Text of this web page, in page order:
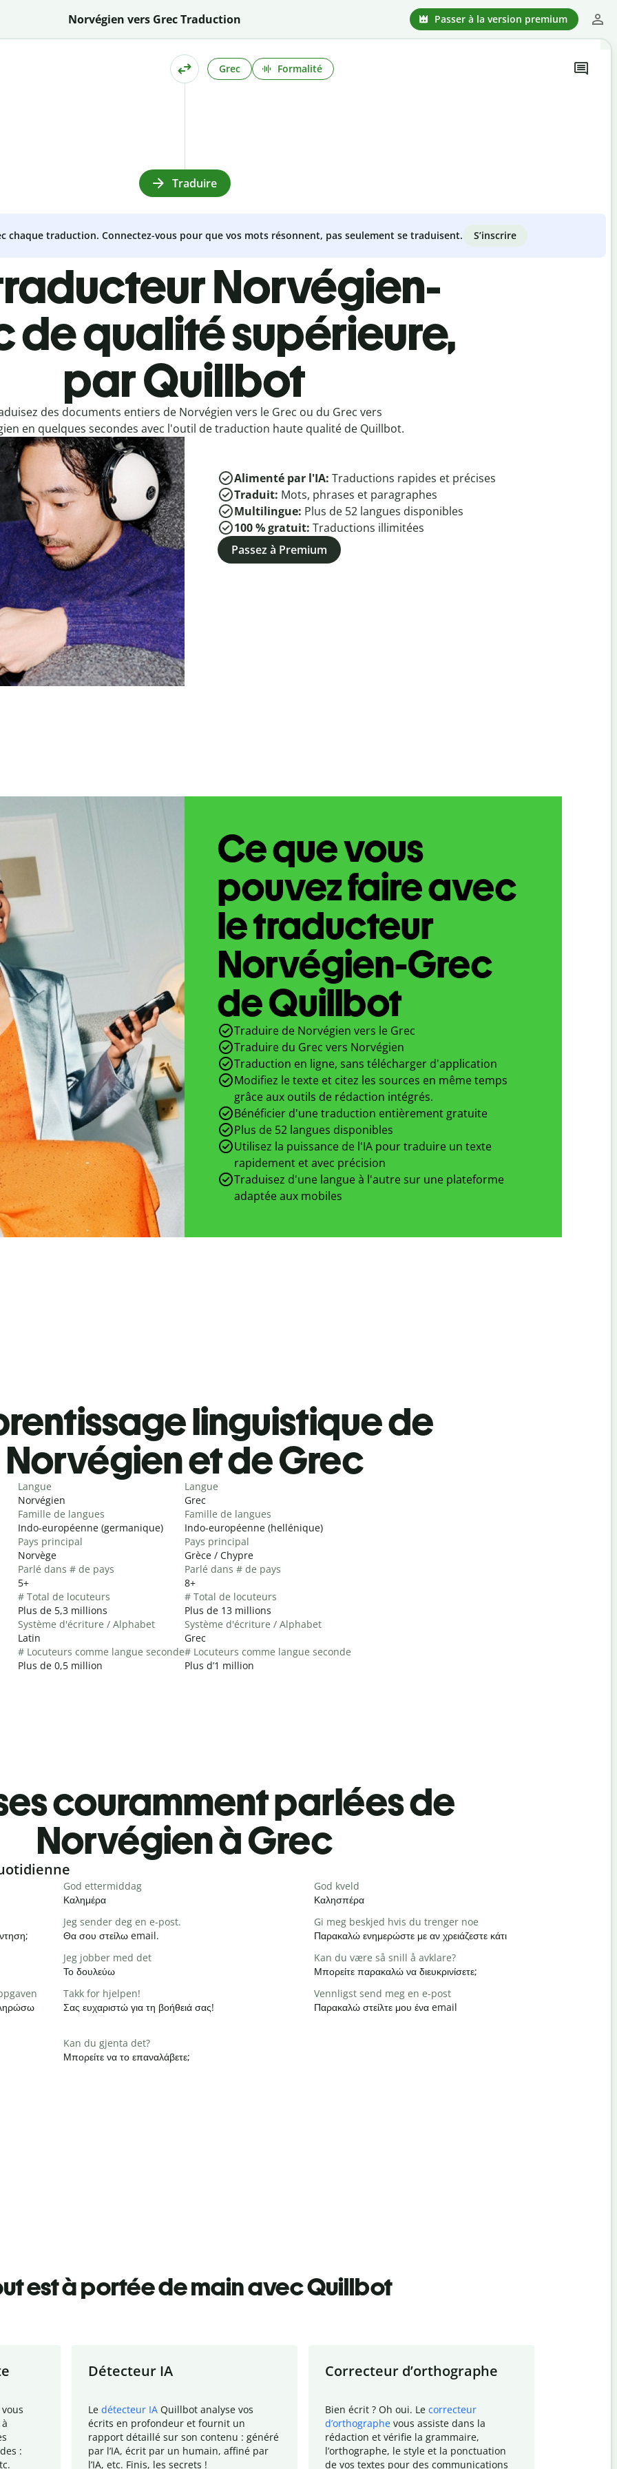
Norvégien vers Grec Traduction Passer à la version premium
Grec Formalité
Traduire
chaque traduction. Connectez-vous pour que vos mots résonnent, pas seulement se traduisent. S’inscrire
Norvégien-
de qualité supérieure,
par Quillbot
des documents entiers de Norvégien vers le Grec ou du Grec vers
en quelques secondes avec l'outil de traduction haute qualité de Quillbot.
Alimenté par l'IA: Traductions rapides et précises
Traduit: Mots, phrases et paragraphes
Multilingue: Plus de 52 langues disponibles
100 % gratuit: Traductions illimitées
Passez à Premium
Ce que vous
pouvez faire avec
le traducteur
Norvégien-Grec
de Quillbot
Traduire de Norvégien vers le Grec
Traduire du Grec vers Norvégien
Traduction en ligne, sans télécharger d'application
Modifiez le texte et citez les sources en même temps
grâce aux outils de rédaction intégrés.
Bénéficier d'une traduction entièrement gratuite
Plus de 52 langues disponibles
Utilisez la puissance de l'IA pour traduire un texte
rapidement et avec précision
Traduisez d'une langue à l'autre sur une plateforme
adaptée aux mobiles
linguistique de
Norvégien et de Grec
Langue
Norvégien
Famille de langues
Indo-européenne (germanique)
Pays principal
Norvège
Parlé dans # de pays
5+
# Total de locuteurs
Plus de 5,3 millions
Système d'écriture / Alphabet
Latin
# Locuteurs comme langue seconde
Plus de 0,5 million
Langue
Grec
Famille de langues
Indo-européenne (hellénique)
Pays principal
Grèce / Chypre
Parlé dans # de pays
8+
# Total de locuteurs
Plus de 13 millions
Système d'écriture / Alphabet
Grec
# Locuteurs comme langue seconde
Plus d’1 million
couramment parlées de
Norvégien à Grec
God ettermiddag
Καλημέρα
God kveld
Καλησπέρα
Jeg sender deg en e-post.
Θα σου στείλω email.
Gi meg beskjed hvis du trenger noe
Παρακαλώ ενημερώστε με αν χρειάζεστε κάτι
Jeg jobber med det
Το δουλεύω
Kan du være så snill å avklare?
Μπορείτε παρακαλώ να διευκρινίσετε;
Takk for hjelpen!
Σας ευχαριστώ για τη βοήθειά σας!
Vennligst send meg en e-post
Παρακαλώ στείλτε μου ένα email
Kan du gjenta det?
Μπορείτε να το επαναλάβετε;
est à portée de main avec Quillbot
:
Détecteur IA
Le détecteur IA Quillbot analyse vos
écrits en profondeur et fournit un
rapport détaillé sur son contenu : généré
par l’IA, écrit par un humain, affiné par
l’IA, etc. Finis, les secrets !
Correcteur d’orthographe
Bien écrit ? Oh oui. Le correcteur
d’orthographe vous assiste dans la
rédaction et vérifie la grammaire,
l’orthographe, le style et la ponctuation
de vos textes pour des communications